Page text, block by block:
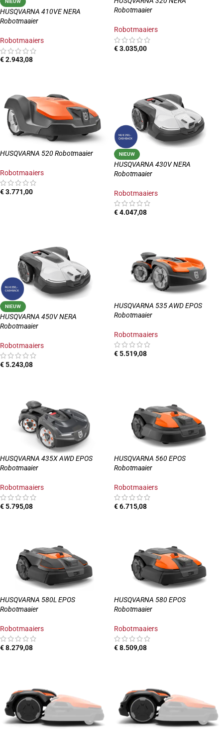
NIEUW
HUSQVARNA 410VE NERA
Robotmaaier
Robotmaaiers
€2.943,08
Robotmaaier
Robotmaaiers
€3.035,00
HUSQVARNA 520 Robotmaaier
Robotmaaiers
€3.771,00
NIEUW
HUSQVARNA 430V NERA
Robotmaaier
Robotmaaiers
€4.047,08
NIEUW
HUSQVARNA 450V NERA
Robotmaaier
Robotmaaiers
€ 5.243,08
HUSQVARNA 535 AWD EPOS
Robotmaaier
Robotmaaiers
€ 5.519,08
HUSQVARNA 435X AWD EPOS
Robotmaaier
Robotmaaiers
€ 5.795,08
HUSQVARNA 560 EPOS
Robotmaaier
Robotmaaiers
€6.715,08
HUSQVARNA 580L EPOS
Robotmaaier
Robotmaaiers
€8.279,08
HUSQVARNA 580 EPOS
Robotmaaier
Robotmaaiers
€8.509,08